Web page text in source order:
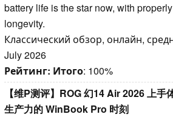
battery life is the star now, with
longevity.
Классический обзор, онлайн,
July 2026
Рейтинг: Итого: 100%
【维P测评】ROG 幻14 Air 2026 上手
生产力的 WinBook Pro 时刻